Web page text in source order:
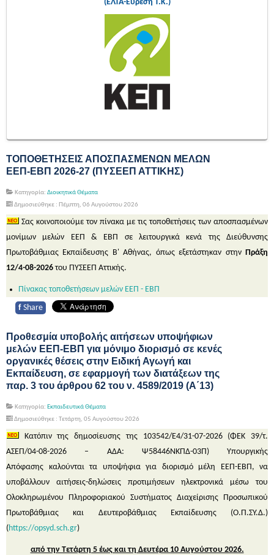
(ΕΛΤΑ-Εύρεση Τ.Κ.)
ΤΟΠΟΘΕΤΗΣΕΙΣ ΑΠΟΣΠΑΣΜΕΝΩΝ ΜΕΛΩΝ
ΕΕΠ-ΕΒΠ 2026-27 (ΠΥΣΕΕΠ ΑΤΤΙΚΗΣ)
Κατηγορία: Διοικητικά Θέματα
Δημοσιεύθηκε : Πέμπτη, 06 Αυγούστου 2026
Σας κοινοποιούμε τον πίνακα με τις τοποθετήσεις των αποσπασμένων
μονίμων μελών ΕΕΠ & ΕΒΠ σε λειτουργικά κενά της Διεύθυνσης
Πρωτοβάθμιας Εκπαίδευσης Β' Αθήνας, όπως εξετάστηκαν στην Πράξη
12/4-08-2026του ΠΥΣΕΕΠ Αττικής.
Πίνακας τοποθετήσεων μελών ΕΕΠ - ΕΒΠ
f Share
Προθεσμία υποβολής αιτήσεων υποψήφιων
μελών ΕΕΠ-ΕΒΠ για μόνιμο διορισμό σε κενές
οργανικές θέσεις στην Ειδική Αγωγή και
Εκπαίδευση, σε εφαρμογή των διατάξεων της
παρ. 3 του άρθρου 62 του ν. 4589/2019 (Α΄13)
Κατηγορία: Εκπαιδευτικά Θέματα
Δημοσιεύθηκε : Τετάρτη, 05 Αυγούστου 2026
Κατόπιν της δημοσίευσης της 103542/Ε4/31-07-2026 (ΦΕΚ 39/τ.
ΑΣΕΠ/04-08-2026 – ΑΔΑ: Ψ58446ΝΚΠΔ-03Π) Υπουργικής
Απόφασης καλούνται τα υποψήφια για διορισμό μέλη ΕΕΠ-ΕΒΠ, να
υποβάλλουν αιτήσεις-δηλώσεις προτιμήσεων ηλεκτρονικά μέσω του
Ολοκληρωμένου Πληροφοριακού Συστήματος Διαχείρισης Προσωπικού
Πρωτοβάθμιας και Δευτεροβάθμιας Εκπαίδευσης (Ο.Π.ΣΥ.Δ.)
(https://opsyd.sch.gr)
από την Τετάρτη 5 έως και τη Δευτέρα 10 Αυγούστου 2026.